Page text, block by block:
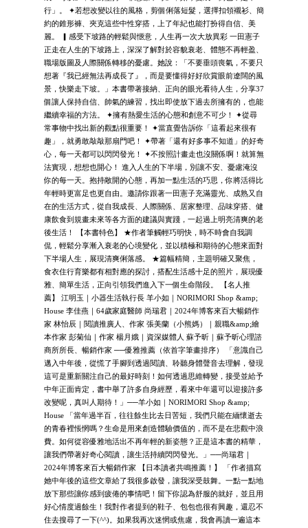
行」。 ✦若想改變以往的風格，剪個俐落短髮，選擇扣領襯衫、簡
約的錐形褲、夾克這些中性穿搭，上了年紀也能打扮得自信、美
麗。 ▎感受下坡路的輕鬆與愜意，人生再一次大放異彩 一田憲子
正走在人生的下坡路上，深深了解對於容貌衰老、體態不再輕盈、
職場版圖及人際關係轉移的憂慮。她說：「不要垂頭喪氣，不要只
想著『我已經無法再成長了』，而是要懂得好好欣賞眼前遼闊的風
景，快樂走下坡。」本書帶著接納、正向的眼光看待人生，分享37
個讓人保持自信、帥氣的練習，找出即使放下過去所擁有的，也能
繼續幸福的方法。 ✦擁有熱愛生活的心態和創意不可少！ ✦從尋
常事物中找出新的觀點很重要！ ✦當直覺告訴你「這看起來很有
趣」，就勇敢敲敲那扇門吧！ ✦帶著「還有好多事不知道」的好奇
心，每一天都可以閃閃發光！ ✦不按照計畫走也沒關係啊！就算無
法實現，想想也開心！ 進入人生的下半場，別讓不安、憂慮淹沒
你的每一天。抱持敞開的心態，再加一點生活的巧思，你將活得比
年輕時更富足也更自由。邀請你跟著一田憲子充滿靈光、成熟又自
在的生活方式，從自我成長、人際關係、居家整理、品味穿搭、健
康飲食到規畫未來等各方面的建議與實踐，一起過上明亮清爽的老
後生活！ 【本書特色】 ★作者筆觸輕巧明快，時不時會自我調
侃，輕鬆分享漸入衰老的心境變化，並以積極和期待的心態來面對
下半場人生，展現清爽俐落感。 ★篇幅精簡，主題明確又聚焦，
食衣住行育樂都有相對應的探討，搭配生活感十足的照片，展現優
雅、簡單生活，正向引領我們進入下一個生命階段。 【名人推
薦】 江明玉｜小器生活執行長 羊小如｜NORIMORI Shop &amp;
House 李佳燕｜64歲家庭醫師 尚瑞君｜2024年博客來百大暢銷作
家 林怡辰｜閱讀推廣人、作家 張美蘭（小熊媽）｜親職&amp;繪
本作家 彭菊仙｜作家 楊月娥｜資深媒體人 蘇予昕｜蘇予昕心理諮
商所所長、暢銷作家 ──優雅推薦（依首字筆畫排序） 「意識自己
邁入中年後，從慌了手腳到透過閱讀、聆聽身體聲音去理解，發現
這可是重新關注自己的最好時刻！如何透過思維轉變，接受並給予
中年正面肯定，書中舉了許多自身經歷，看來中年還可以迎接許多
改變呢，真叫人期待！」──羊小如｜NORIMORI Shop &amp;
House 「當年過半百，往往餘生比去日苦短，我們只能在緬懷逝去
的青春裡悵惘嗎？生命是用來創造體驗價值的，而不是在悲觀中浪
費。如何從容優雅地活出不再年輕的新姿態？正是這本書的精華，
讓我們帶著好奇心閱讀，讓生活持續閃閃發光。」──尚瑞君｜
2024年博客來百大暢銷作家 【日本讀者共鳴推薦！】 「作者描寫
她中年後的這些文章給了我很多啟發，讓我深受鼓舞。一點一點地
放下那些讓你感到疲倦的事情吧！留下你認為舒服的就好，並且用
好心情度過餘生！我對作者提到的鞋子、包包也很有興趣，還忍不
住去搜尋了一下(^^)。如果我再次迷惘或焦慮，我會再讀一遍這本